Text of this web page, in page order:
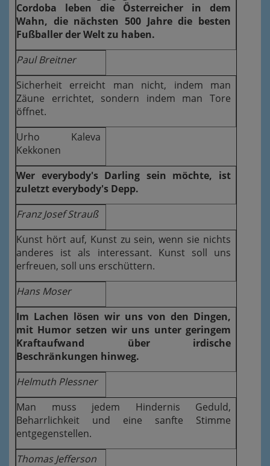
Cordoba leben die Österreicher in dem
Wahn, die nächsten 500 Jahre die besten
Fußballer der Welt zu haben.
Paul Breitner
Sicherheit erreicht man nicht, indem man
Zäune errichtet, sondern indem man Tore
öffnet.
Urho Kaleva
Kekkonen
Wer everybody's Darling sein möchte, ist
zuletzt everybody's Depp.
Franz Josef Strauß
Kunst hört auf, Kunst zu sein, wenn sie nichts
anderes ist als interessant. Kunst soll uns
erfreuen, soll uns erschüttern.
Hans Moser
Im Lachen lösen wir uns von den Dingen,
mit Humor setzen wir uns unter geringem
Kraftaufwand über irdische
Beschränkungen hinweg.
Helmuth Plessner
Man muss jedem Hindernis Geduld,
Beharrlichkeit und eine sanfte Stimme
entgegenstellen.
Thomas Jefferson